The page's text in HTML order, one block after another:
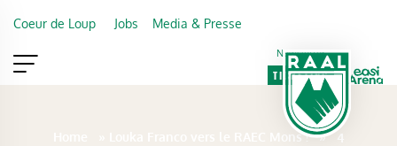
Coeur de Loup Jobs Media & Presse
Newsletter
TICKETING
VIP
FAN SHOP
Louka Franco vers le RAEC Mons ! » 4